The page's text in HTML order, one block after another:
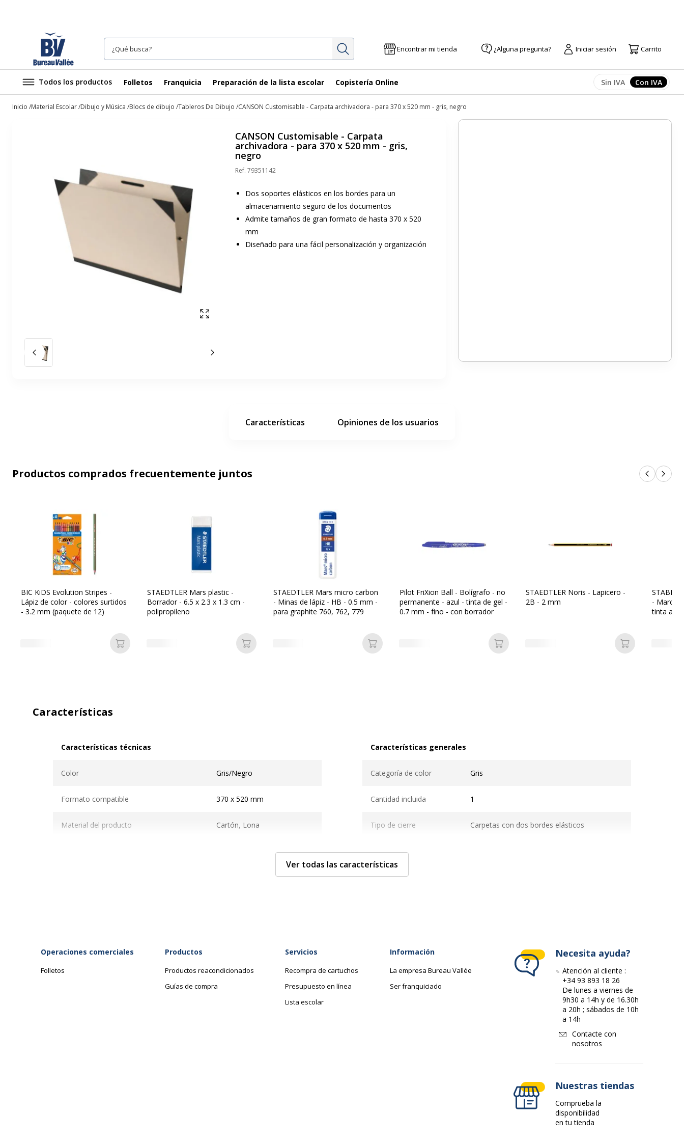
InvestigaciónEncontrar mi tienda ¿Alguna pregunta? Iniciar sesión Carrito
Todos los productos Folletos Franquicia Preparación de la lista escolar Copistería Online Afficher les prix
Sin IVA Afficher
Con IVA
Inicio Material Escolar Dibujo y Música Blocs de dibujo Tableros De Dibujo CANSON Customisable - Carpata archivadora - para 370 x 520 mm - gris, negro
Mostrar pantalla completa
Diapositiva anterior La siguiente diapositiva
CANSON Customisable - Carpata
archivadora - para 370 x 520 mm - gris,
negro
Ref. 79351142
Dos soportes elásticos en los bordes para un
almacenamiento seguro de los documentos
Admite tamaños de gran formato de hasta 370 x 520
mm
Diseñado para una fácil personalización y organización
Características Opiniones de los usuarios
Productos comprados frecuentemente juntos Productos
BIC KiDS Evolution Stripes -
Lápiz de color - colores surtidos
- 3.2 mm (paquete de 12)
Añadir a la cesta
STAEDTLER Mars plastic -
Borrador - 6.5 x 2.3 x 1.3 cm -
polipropileno
Añadir a la cesta
STAEDTLER Mars micro carbon
- Minas de lápiz - HB - 0.5 mm -
para graphite 760, 762, 779
Añadir a la cesta
Pilot FriXion Ball - Bolígrafo - no
permanente - azul - tinta de gel -
0.7 mm - fino - con borrador
Añadir a la cesta
STAEDTLER Noris - Lapicero -
2B - 2 mm
Añadir a la
STABILO
-
tinta al
Características
Características técnicas
Color Gris/Negro
Formato compatible 370 x 520 mm
Material del producto Cartón, Lona
Características generales
Categoría de color Gris
Cantidad incluida 1
Tipo de cierre Carpetas con dos bordes elásticos
Tipo de producto
Marca CANSON
Ver todas las características
Operaciones comerciales
Folletos
Productos
Productos reacondicionados
Guías de compra
Servicios
Recompra de cartuchos
Presupuesto en línea
Lista escolar
Información
La empresa Bureau Vallée
Ser franquiciado
Necesita ayuda?
Atención al cliente :
+34 93 893 18 26
De lunes a viernes de
9h30 a 14h y de 16.30h
a 20h ; sábados de 10h
a 14h
Contacte con
nosotros
Nuestras tiendas
Comprueba la
disponibilidad
en tu tienda